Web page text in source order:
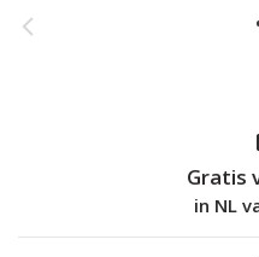
Gratis
in NL